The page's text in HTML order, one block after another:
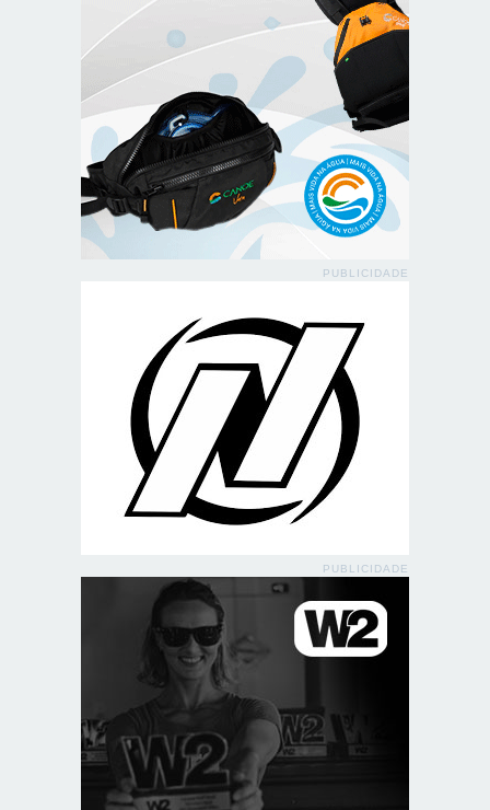
PUBLICIDADE
PUBLICIDADE